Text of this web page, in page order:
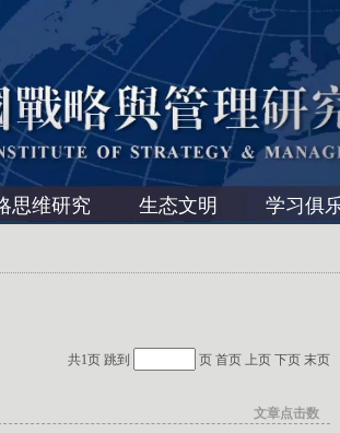
思维研究 生态文明 学习俱
共1页 跳到 页 首页 上页 下页 末页
文章点击数